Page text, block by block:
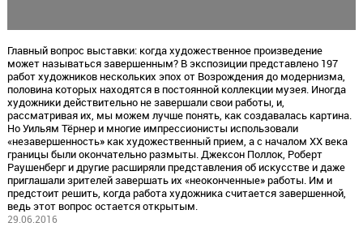
Главный вопрос выставки: когда художественное произведение
может называться завершенным? В экспозиции представлено 197
работ художников нескольких эпох от Возрождения до модернизма,
половина которых находятся в постоянной коллекции музея. Иногда
художники действительно не завершали свои работы, и,
рассматривая их, мы можем лучше понять, как создавалась картина.
Но Уильям Тёрнер и многие импрессионисты использовали
«незавершенность» как художественный прием, а с началом XX века
границы были окончательно размыты. Джексон Поллок, Роберт
Раушенберг и другие расширяли представления об искусстве и даже
приглашали зрителей завершать их «неоконченные» работы. Им и
предстоит решить, когда работа художника считается завершенной,
ведь этот вопрос остается открытым.
29.06.2016